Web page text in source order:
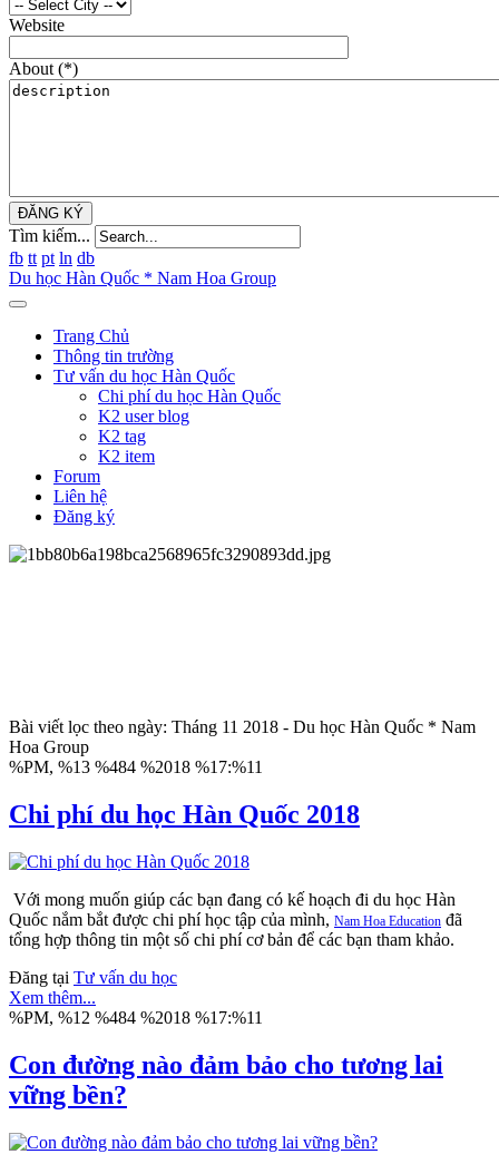
Website
About (*)
ĐĂNG KÝ
Tìm kiếm...
fb tt pt ln db
Du học Hàn Quốc * Nam Hoa Group
Trang Chủ
Thông tin trường
Tư vấn du học Hàn Quốc
Chi phí du học Hàn Quốc
K2 user blog
K2 tag
K2 item
Forum
Liên hệ
Đăng ký
Bài viết lọc theo ngày: Tháng 11 2018 - Du học Hàn Quốc * Nam
Hoa Group
%PM, %13 %484 %2018 %17:%11
Chi phí du học Hàn Quốc 2018
Với mong muốn giúp các bạn đang có kế hoạch đi du học Hàn
Quốc nắm bắt được chi phí học tập của mình, Nam Hoa Education đã
tổng hợp thông tin một số chi phí cơ bản để các bạn tham khảo.
Đăng tại Tư vấn du học
Xem thêm...
%PM, %12 %484 %2018 %17:%11
Con đường nào đảm bảo cho tương lai
vững bền?